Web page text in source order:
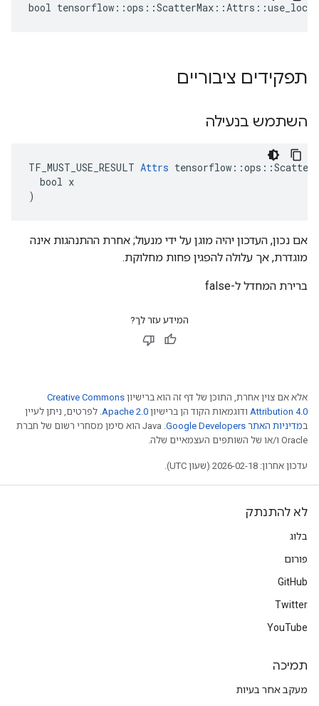
bool
תפקידים ציבוריים
השתמש בנעילה
TF_MUST_USE_RESULT Attrs
  bool x
)
אם נכון, העדכון יהיה מוגן על ידי מנעול; אחרת ההתנהגות אינה
מוגדרת, אך עלולה להפגין פחות מחלוקת.
ברירת המחדל ל-false
המידע עזר לך?
אלא אם צוין אחרת, התוכן של דף זה הוא ברישיון Creative Commons
Attribution 4.0 ודוגמאות הקוד הן ברישיון Apache 2.0. לפרטים, ניתן לעיין
במדיניות האתר Google Developers‏
.‏ Java הוא סימן מסחרי רשום של חברת
Oracle ו/או של השותפים העצמאיים שלה.
עדכון אחרון: 2026-02-18 (שעון UTC).
לא להתנתק
בלוג
פורום
GitHub
Twitter
YouTube
תמיכה
מעקב אחר בעיות